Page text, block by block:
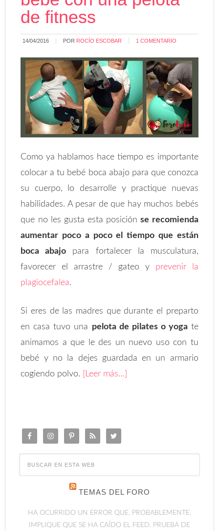
de fitness
14/04/2016 POR ROCÍO ESCOBAR 1 COMENTARIO
Como ya hablamos hace tiempo es importante
colocar a tu bebé boca abajo para que conozca
su cuerpo, lo desarrolle y practique nuevas
habilidades. A pesar de que hay muchos bebés
que no les gusta esta posiciónse recomienda
aumentar poco a poco el tiempo que están
boca abajo para fortalecer la musculatura,
favorecer el arrastre / gateo y prevenir la
plagiocefalea.
Si eres de las madres que durante el preparto
en casa tuvo una pelota de pilates o yogate
animamos a que le des un nuevo uso con tu
bebé y no la dejes guardada en un armario
cogiendo polvo.
[Leer más…]
TEMAS DEL FORO
HA OCURRIDO UN ERROR QUE, PROBABLEMENTE,
IMPLIQUE QUE SE HA CAÍDO EL FEED. PRUEBA DE